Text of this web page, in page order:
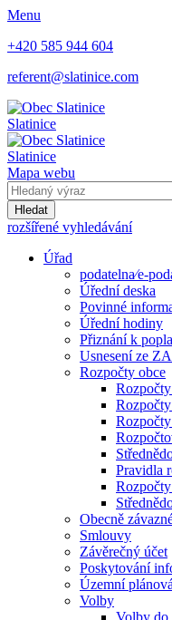
Menu
+420 585 944 604
referent@slatinice.com
Slatinice
Slatinice
Mapa webu
Hledat
rozšířené vyhledávání
Úřad
podatelna⁄e-
Úřední deska
Povinné
Úřední hodiny
Přiznání k
Usnesení ze
Rozpočty obce
Pravidla
Obecně
Smlouvy
Závěrečný účet
Poskytování
Územní
Volby
Volby do